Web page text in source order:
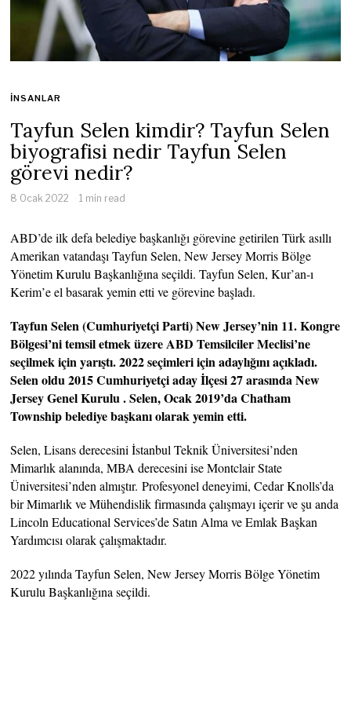
İNSANLAR
Tayfun Selen kimdir? Tayfun Selen
biyografisi nedir Tayfun Selen
görevi nedir?
8 Ocak 2022 1 min read
ABD’de ilk defa belediye başkanlığı görevine getirilen Türk asıllı
Amerikan vatandaşı Tayfun Selen, New Jersey Morris Bölge
Yönetim Kurulu Başkanlığına seçildi. Tayfun Selen, Kur’an-ı
Kerim’e el basarak yemin etti ve görevine başladı.
Tayfun Selen (Cumhuriyetçi Parti) New Jersey’nin 11. Kongre
Bölgesi’ni temsil etmek üzere ABD Temsilciler Meclisi’ne
seçilmek için yarıştı. 2022 seçimleri için adaylığını açıkladı.
Selen oldu 2015 Cumhuriyetçi aday İlçesi 27 arasında New
Jersey Genel Kurulu . Selen, Ocak 2019’da Chatham
Township belediye başkanı olarak yemin etti.
Selen, Lisans derecesini İstanbul Teknik Üniversitesi’nden
Mimarlık alanında, MBA derecesini ise Montclair State
Üniversitesi’nden almıştır. Profesyonel deneyimi, Cedar Knolls’da
bir Mimarlık ve Mühendislik firmasında çalışmayı içerir ve şu anda
Lincoln Educational Services’de Satın Alma ve Emlak Başkan
Yardımcısı olarak çalışmaktadır.
2022 yılında Tayfun Selen, New Jersey Morris Bölge Yönetim
Kurulu Başkanlığına seçildi.